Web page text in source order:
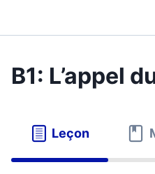
B1: L’appel
Leçon